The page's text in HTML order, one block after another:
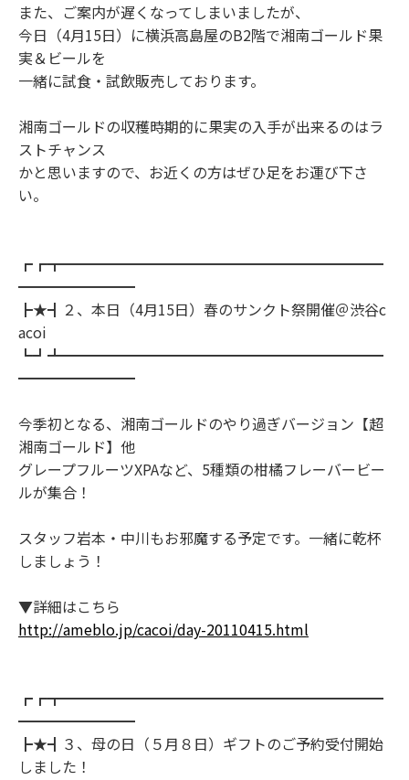
また、ご案内が遅くなってしまいましたが、
今日（4月15日）に横浜高島屋のB2階で湘南ゴールド果
実＆ビールを
一緒に試食・試飲販売しております。
湘南ゴールドの収穫時期的に果実の入手が出来るのはラ
ストチャンス
かと思いますので、お近くの方はぜひ足をお運び下さ
い。
┏┏┳━━━━━━━━━━━━━━━━━━━━━━
━━━━━━━━
┣★┫２、本日（4月15日）春のサンクト祭開催＠渋谷c
acoi
┗┛┻━━━━━━━━━━━━━━━━━━━━━━
━━━━━━━━
今季初となる、湘南ゴールドのやり過ぎバージョン【超
湘南ゴールド】他
グレープフルーツXPAなど、5種類の柑橘フレーバービー
ルが集合！
スタッフ岩本・中川もお邪魔する予定です。一緒に乾杯
しましょう！
▼詳細はこちら
http://ameblo.jp/cacoi/day-20110415.html
┏┏┳━━━━━━━━━━━━━━━━━━━━━━
━━━━━━━━
┣★┫３、母の日（５月８日）ギフトのご予約受付開始
しました！